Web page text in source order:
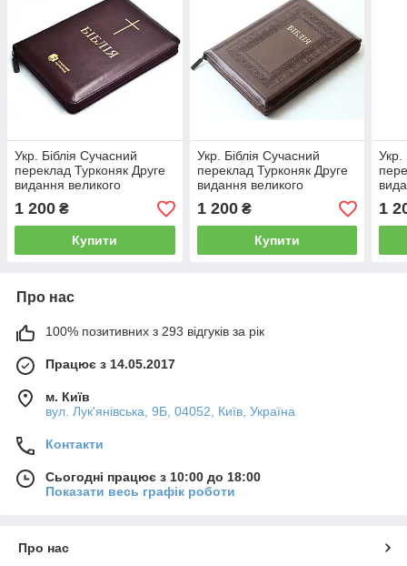
Укр. Біблія Сучасний
переклад Турконяк Друге
видання великого
формату (бордо, хрест,
шкірзам, індекси,
блискавка, золото, 17х24)
1 200 ₴
Купити
Укр. Біблія Сучасний
переклад Турконяк Друге
видання великого
формату (шоколадна,
рамка, шкірзам, індекси,
блискавка золото 18х25)
1 200₴
Купити
Укр.
1
Про нас
100% позитивних з 293 відгуків за рік
Працює з 14.05.2017
м. Київ
вул. Лук'янівська, 9Б, 04052, Київ, Україна
Контакти
Сьогодні працює з 10:00 до 18:00
Показати весь графік роботи
Про нас